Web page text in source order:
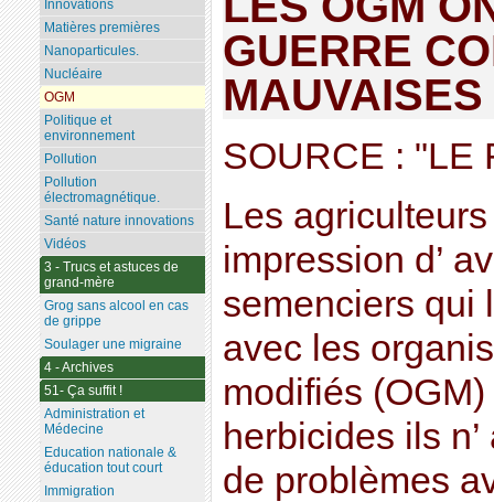
GUERRE
SOURCE : "LE
Les
impression d’
semenciers qui
avec les
modifiés
herbicides ils
de problèmes
Innovations
Matières premières
Nanoparticules.
Nucléaire
OGM
Politique et
environnement
Pollution
Pollution
électromagnétique.
Santé nature innovations
Vidéos
3 - Trucs et astuces de
grand-mère
Grog sans alcool en cas
de grippe
Soulager une migraine
4 - Archives
51- Ça suffit !
Administration et
Médecine
Education nationale &
éducation tout court
Immigration